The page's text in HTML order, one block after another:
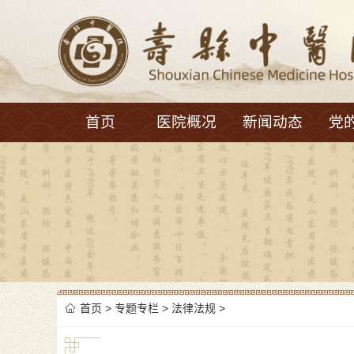
首页 医院概况 新闻动态 党
首页 > 专题专栏 > 法律法规 >